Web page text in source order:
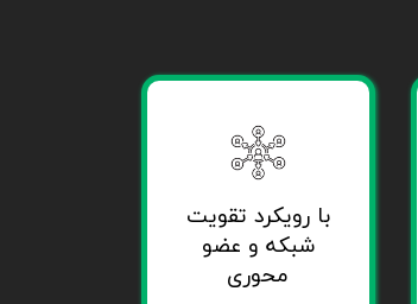
با رویکرد تقویت
شبکه و عضو
محوری